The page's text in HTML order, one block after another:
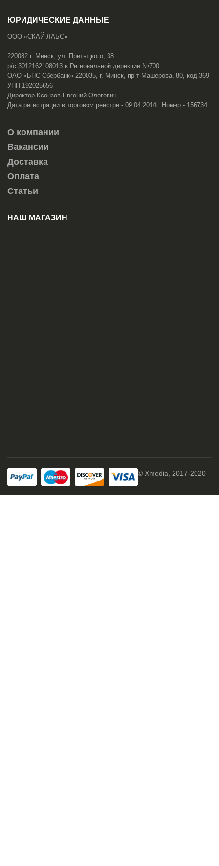
ЮРИДИЧЕСКИЕ ДАННЫЕ
ООО «СКАЙ ЛАБС»
220082 г. Минск, ул. Притыцкого, 38
р/с 3012162108013 в Региональной дирекции №700
ОАО «БПС-Сбербанк» 220035, г. Минск, пр-т Машерова, 80, код 369
УНП 192025656
Директор Ксензов Евгений Олегович
Дата регистрации в торговом реестре - 09.04.2014г. Номер - 156734
О компании
Вакансии
Доставка
Оплата
Статьи
НАШ МАГАЗИН
© Xmedia, 2017-2020